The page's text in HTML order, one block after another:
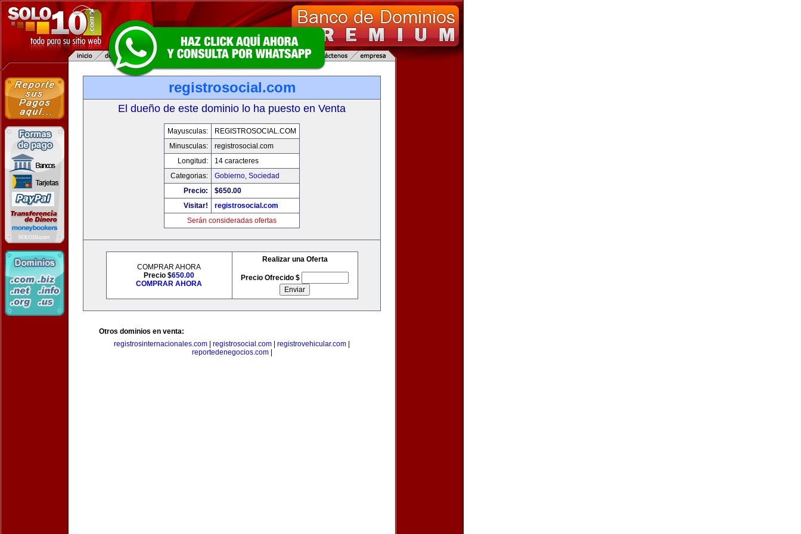
registrosocial.com
El dueño de este dominio lo ha puesto en Venta
Mayusculas:
REGISTROSOCIAL.COM
Minusculas:
registrosocial.com
Longitud:
14 caracteres
Categorias:
Gobierno, Sociedad
Precio:
$650.00
Visitar!
registrosocial.com
Serán consideradas ofertas
COMPRAR AHORA
Precio $650.00
COMPRAR AHORA
Realizar una Oferta
Precio Ofrecido $
Otros dominios en venta:
registrosinternacionales.com
registrosocial.com registrovehicular.com
reportedenegocios.com|